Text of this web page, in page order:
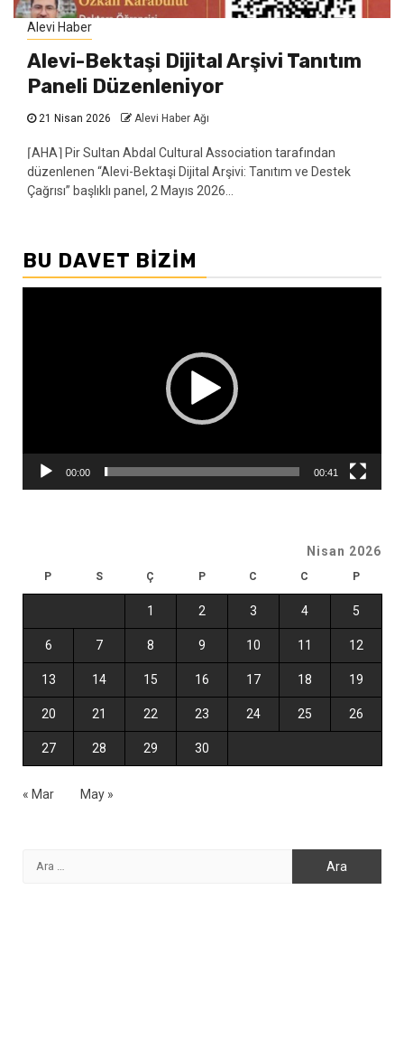
Alevi Haber
Alevi-Bektaşi Dijital Arşivi Tanıtım
Paneli Düzenleniyor
21 Nisan 2026 Alevi Haber Ağı
⌈AHA⌉ Pir Sultan Abdal Cultural Association tarafından
düzenlenen “Alevi-Bektaşi Dijital Arşivi: Tanıtım ve Destek
Çağrısı” başlıklı panel, 2 Mayıs 2026...
BU DAVET BIZIM
00:00 00:41
Nisan 2026
P S Ç P C C P
1 2 3 4 5
6 7 8 9 10 11 12
13 14 15 16 17 18 19
20 21 22 23 24 25 26
27 28 29 30
« Mar May »